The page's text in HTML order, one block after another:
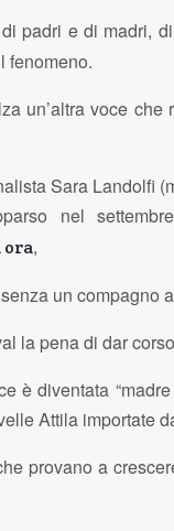
padri e di madri,
fenomeno.
un’altra voce che
Sara Landolfi
nel
ora,
un compagno
la pena di dar
è diventata
Attila importate
provano a